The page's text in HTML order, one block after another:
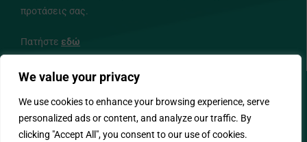
We value your privacy
We use cookies to enhance your browsing experience, serve
personalized ads or content, and analyze our traffic. By
clicking "Accept All", you consent to our use of cookies.
προτάσεις σας.
Πατήστε εδώ
ΑΚΟΛΟΥΘΗΣΤΕ ΜΑΣ